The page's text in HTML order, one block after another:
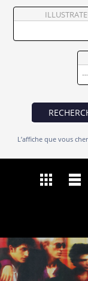
Vendre
L’affiche que vous